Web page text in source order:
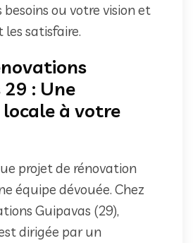
ou votre vision et
satisfaire.
: Une
à votre
projet de rénovation
équipe dévouée. Chez
Guipavas (29),
dirigée par un